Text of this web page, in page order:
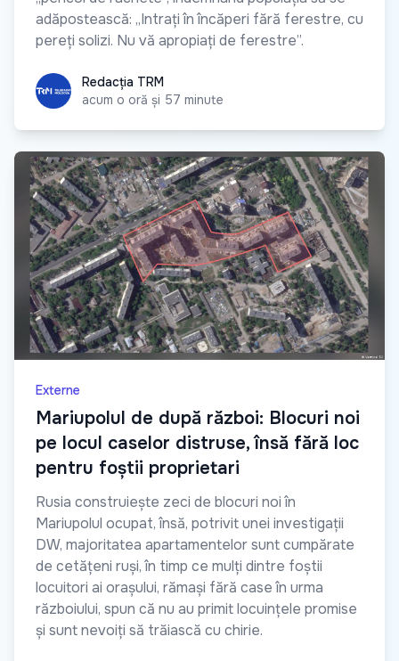
adăpostească: „Intrați în încăperi fără ferestre, cu
pereți solizi. Nu vă apropiați de ferestre”.
Redacția TRM
Redacția TRM
acum o oră și 57 minute
Externe
Mariupolul de după război: Blocuri noi
pe locul caselor distruse, însă fără loc
pentru foștii proprietari
Rusia construiește zeci de blocuri noi în
Mariupolul ocupat, însă, potrivit unei investigații
DW, majoritatea apartamentelor sunt cumpărate
de cetățeni ruși, în timp ce mulți dintre foștii
locuitori ai orașului, rămași fără case în urma
războiului, spun că nu au primit locuințele promise
și sunt nevoiți să trăiască cu chirie.